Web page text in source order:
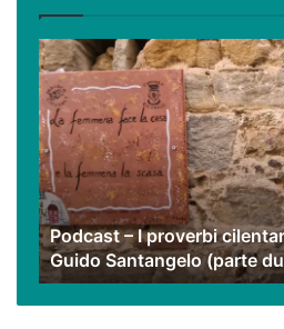
video
Podcast
–
I
proverbi
cilentani
raccontati
da
Guido
Santangelo
(parte
due)
Podcast – I proverbi
Guido Santangelo (parte